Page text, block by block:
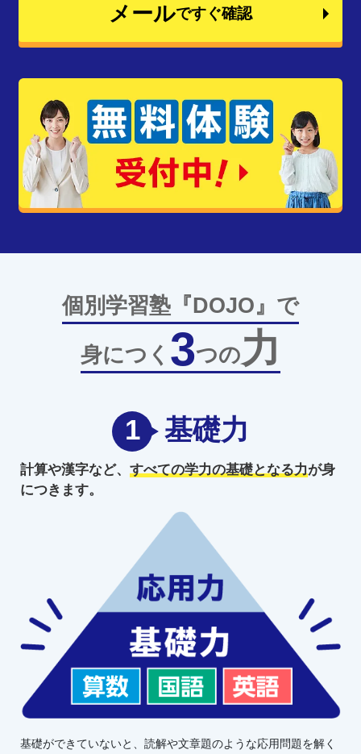
メールですぐ確認
個別学習塾『DOJO』で
身につく 3つの力
1 基礎力
計算や漢字など、 すべての学力の基礎となる力が身
につきます。
基礎ができていないと、読解や文章題のような応用問題を解く